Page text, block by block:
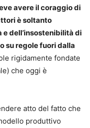
avere il coraggio di
è soltanto
e dell’insostenibilità di
su regole fuori dalla
rigidamente fondate
che oggi è
atto del fatto che
produttivo